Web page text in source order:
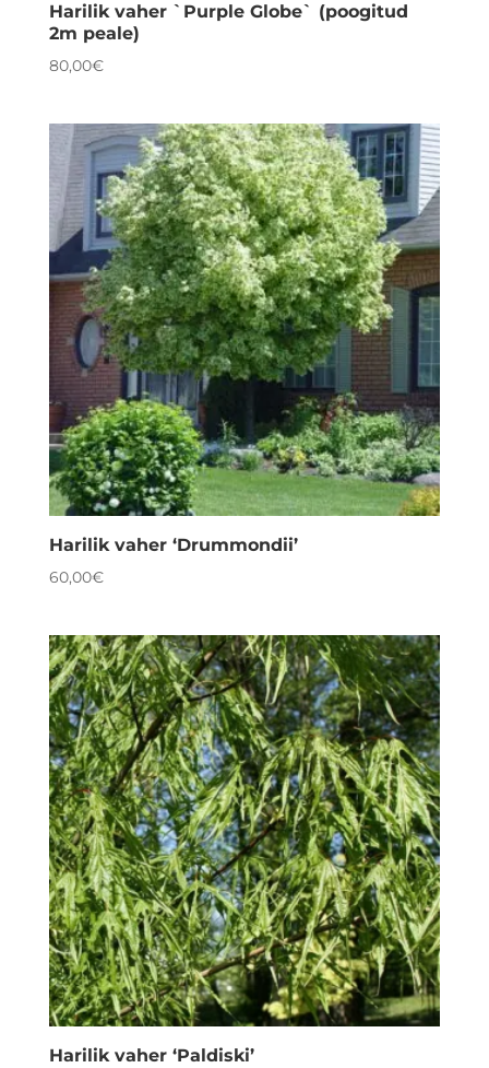
Harilik vaher `Purple Globe` (poogitud
2m peale)
80,00€
Harilik vaher ‘Drummondii’
60,00€
Harilik vaher ‘Paldiski’